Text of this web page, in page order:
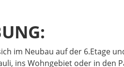
im Neubau auf der 6.Etage
ins Wohngebiet oder in den